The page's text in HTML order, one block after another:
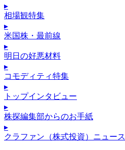
▸
相場観特集
▸
米国株・最前線
▸
明日の好悪材料
▸
コモディティ特集
▸
トップインタビュー
▸
株探編集部からのお手紙
▸
クラファン（株式投資）ニュース